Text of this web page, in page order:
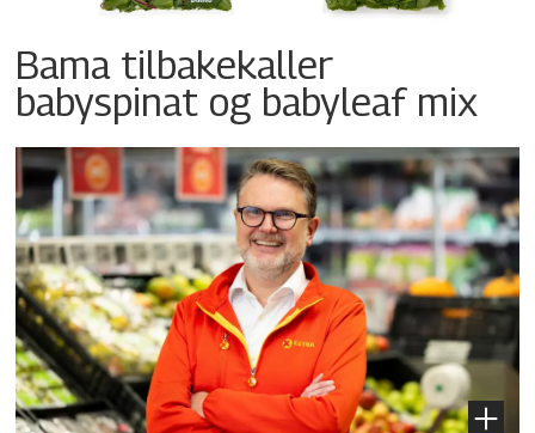
Bama tilbakekaller
babyspinat og babyleaf mix